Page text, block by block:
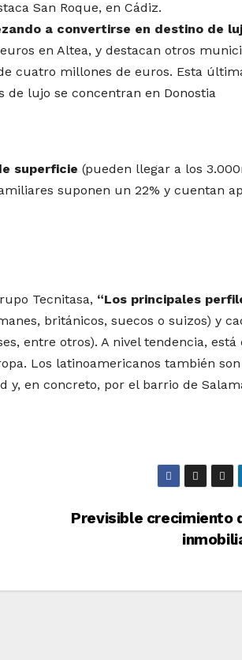
San Roque, en Cádiz.
a convertirse en destino de
en Altea, y destacan otros
cuatro millones de euros. Esta
de lujo se concentran en Donostia
superficie (pueden llegar a los
suponen un 22% y cuentan
Tecnitasa, “Los principales
británicos, suecos o suizos) y
entre otros). A nivel tendencia, está
Los latinoamericanos también
y, en concreto, por el barrio de
Previsible crecimiento